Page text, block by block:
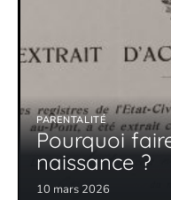
PARENTALITÉ
Pourquoi
naissance ?
10 mars 2026